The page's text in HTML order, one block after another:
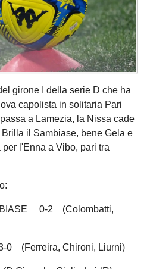
girone I della serie D che ha
capolista in solitaria Pari
a Lamezia, la Nissa cade
il Sambiase, bene Gela e
l'Enna a Vibo, pari tra
0-2 (Colombatti,
0 (Ferreira, Chironi, Liurni)